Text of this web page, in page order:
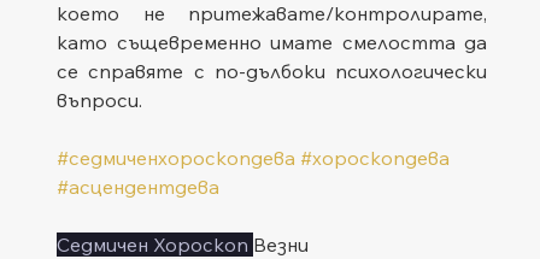
което не притежавате/контролирате,
като същевременно имате смелостта да
се справяте с по-дълбоки психологически
въпроси.
#седмиченхороскопдева #хороскопдева
#асцендентдева
Седмичен Хороскоп Везни